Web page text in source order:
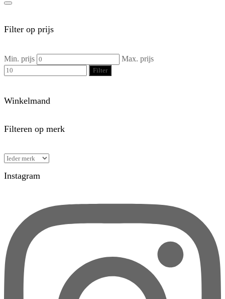
Filter op prijs
Min. prijs Max. prijs
Filter
Winkelmand
Filteren op merk
Instagram